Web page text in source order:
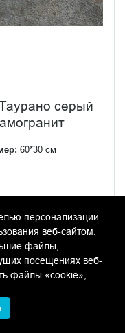
серый
60*30 см
в остатках
персонализации
веб-сайтом.
файлы,
посещениях веб-
файлы «cookie»,